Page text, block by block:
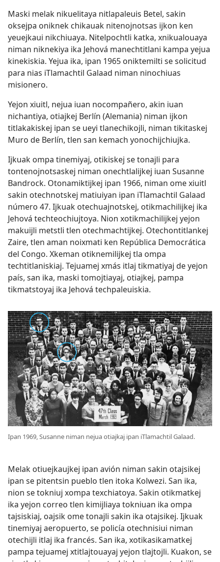
Maski melak nikuelitaya nitlapaleuis Betel, sakin
oksejpa oniknek chikauak nitenojnotsas ijkon ken
yeuejkaui nikchiuaya. Nitelpochtli katka, xnikualouaya
niman niknekiya ika Jehová manechtitlani kampa yejua
kinekiskia. Yejua ika, ipan 1965 oniktemilti se solicitud
para nias iTlamachtil Galaad niman ninochiuas
misionero.
Yejon xiuitl, nejua iuan nocompañero, akin iuan
nichantiya, otiajkej Berlín (Alemania) niman ijkon
titlakakiskej ipan se ueyi tlanechikojli, niman tikitaskej
Muro de Berlín, tlen san kemach yonochijchiujka.
Ijkuak ompa tinemiyaj, otikiskej se tonajli para
tontenojnotsaskej niman onechtlalijkej iuan Susanne
Bandrock. Otonamiktijkej ipan 1966, niman ome xiuitl
sakin otechnotskej matiuiyan ipan iTlamachtil Galaad
número 47. Ijkuak otechuajnotskej, otikmachilijkej ika
Jehová techteochiujtoya. Nion xotikmachilijkej yejon
makuijli metstli tlen otechmachtijkej. Otechontitlankej
Zaire, tlen aman noixmati ken República Democrática
del Congo. Xkeman otiknemilijkej tla ompa
techtitlaniskiaj. Tejuamej xmás itlaj tikmatiyaj de yejon
país, san ika, maski tomojtiayaj, otiajkej, pampa
tikmatstoyaj ika Jehová techpaleuiskia.
Ipan 1969, Susanne niman nejua otiajkaj ipan iTlamachtil Galaad.
Melak otiuejkaujkej ipan avión niman sakin otajsikej
ipan se pitentsin pueblo tlen itoka Kolwezi. San ika,
nion se tokniuj xompa texchiatoya. Sakin otikmatkej
ika yejon correo tlen kimijliaya tokniuan ika ompa
tajsiskiaj, oajsik ome tonajli sakin ika otajsikej. Ijkuak
tinemiyaj aeropuerto, se policía otechnisiui niman
otechijli itlaj ika francés. San ika, xotikasikamatkej
pampa tejuamej xtitlajtouayaj yejon tlajtojli. Kuakon, se